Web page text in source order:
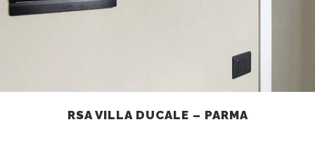
RSA VILLA DUCALE – PARMA